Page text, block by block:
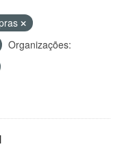
Organizações: